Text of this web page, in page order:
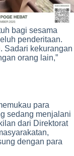
bagi sesama
penderitaan.
Sadari kekurangan
orang lain,”
para
sedang menjalani
dari Direktorat
dengan para